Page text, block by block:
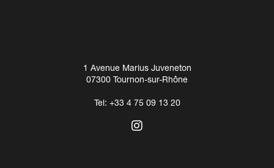
1 Avenue Marius Juveneton
07300 Tournon-sur-Rhône
Tel: +33 4 75 09 13 20